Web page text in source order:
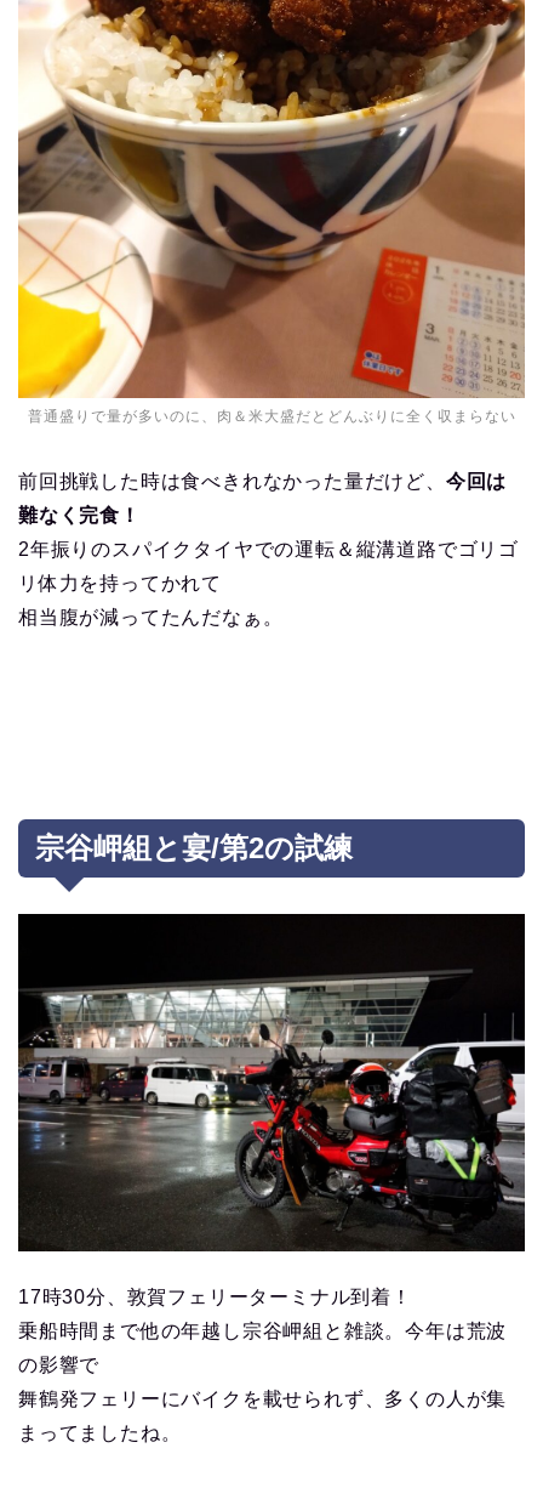
普通盛りで量が多いのに、肉＆米大盛だとどんぶりに全く収まらない
前回挑戦した時は食べきれなかった量だけど、 今回は
難なく完食！
2年振りのスパイクタイヤでの運転＆縦溝道路でゴリゴ
リ体力を持ってかれて
相当腹が減ってたんだなぁ。
宗谷岬組と宴/第2の試練
17時30分、敦賀フェリーターミナル到着！
乗船時間まで他の年越し宗谷岬組と雑談。今年は荒波
の影響で
舞鶴発フェリーにバイクを載せられず、多くの人が集
まってましたね。